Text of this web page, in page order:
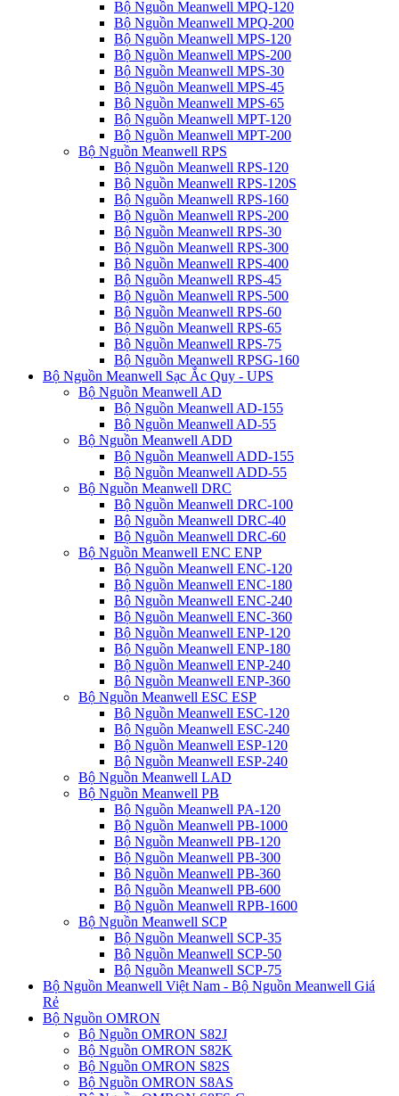
Bộ Nguồn Meanwell MPQ-120
Bộ Nguồn Meanwell MPQ-200
Bộ Nguồn Meanwell MPS-120
Bộ Nguồn Meanwell MPS-200
Bộ Nguồn Meanwell MPS-30
Bộ Nguồn Meanwell MPS-45
Bộ Nguồn Meanwell MPS-65
Bộ Nguồn Meanwell MPT-120
Bộ Nguồn Meanwell MPT-200
Bộ Nguồn Meanwell RPS
Bộ Nguồn Meanwell RPS-120
Bộ Nguồn Meanwell RPS-120S
Bộ Nguồn Meanwell RPS-160
Bộ Nguồn Meanwell RPS-200
Bộ Nguồn Meanwell RPS-30
Bộ Nguồn Meanwell RPS-300
Bộ Nguồn Meanwell RPS-400
Bộ Nguồn Meanwell RPS-45
Bộ Nguồn Meanwell RPS-500
Bộ Nguồn Meanwell RPS-60
Bộ Nguồn Meanwell RPS-65
Bộ Nguồn Meanwell RPS-75
Bộ Nguồn Meanwell RPSG-160
Bộ Nguồn Meanwell Sạc Ắc Quy - UPS
Bộ Nguồn Meanwell AD
Bộ Nguồn Meanwell AD-155
Bộ Nguồn Meanwell AD-55
Bộ Nguồn Meanwell ADD
Bộ Nguồn Meanwell ADD-155
Bộ Nguồn Meanwell ADD-55
Bộ Nguồn Meanwell DRC
Bộ Nguồn Meanwell DRC-100
Bộ Nguồn Meanwell DRC-40
Bộ Nguồn Meanwell DRC-60
Bộ Nguồn Meanwell ENC ENP
Bộ Nguồn Meanwell ENC-120
Bộ Nguồn Meanwell ENC-180
Bộ Nguồn Meanwell ENC-240
Bộ Nguồn Meanwell ENC-360
Bộ Nguồn Meanwell ENP-120
Bộ Nguồn Meanwell ENP-180
Bộ Nguồn Meanwell ENP-240
Bộ Nguồn Meanwell ENP-360
Bộ Nguồn Meanwell ESC ESP
Bộ Nguồn Meanwell ESC-120
Bộ Nguồn Meanwell ESC-240
Bộ Nguồn Meanwell ESP-120
Bộ Nguồn Meanwell ESP-240
Bộ Nguồn Meanwell LAD
Bộ Nguồn Meanwell PB
Bộ Nguồn Meanwell PA-120
Bộ Nguồn Meanwell PB-1000
Bộ Nguồn Meanwell PB-120
Bộ Nguồn Meanwell PB-300
Bộ Nguồn Meanwell PB-360
Bộ Nguồn Meanwell PB-600
Bộ Nguồn Meanwell RPB-1600
Bộ Nguồn Meanwell SCP
Bộ Nguồn Meanwell SCP-35
Bộ Nguồn Meanwell SCP-50
Bộ Nguồn Meanwell SCP-75
Bộ Nguồn Meanwell Việt Nam - Bộ Nguồn Meanwell Giá
Rẻ
Bộ Nguồn OMRON
Bộ Nguồn OMRON S82J
Bộ Nguồn OMRON S82K
Bộ Nguồn OMRON S82S
Bộ Nguồn OMRON S8AS